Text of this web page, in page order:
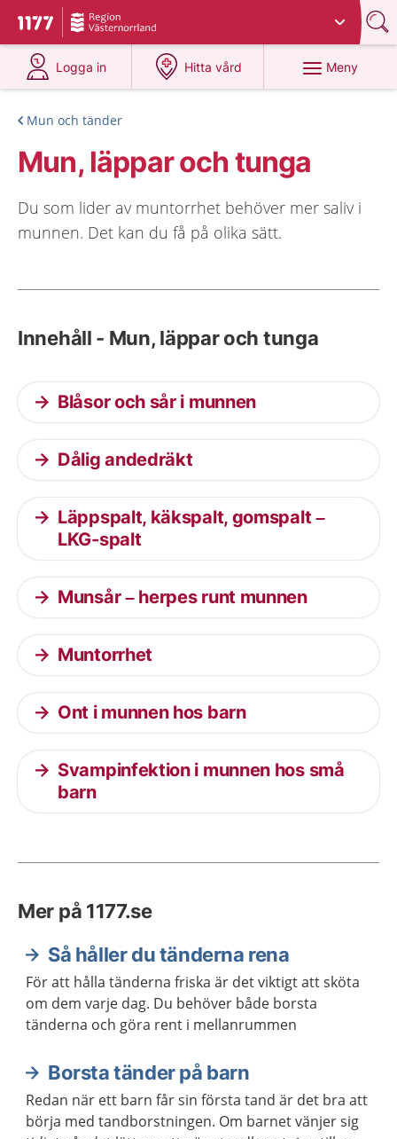
Till startsidan för 1177
Du har valt region
Logga in
på 1177.se
Hitta vård
på 1177.se
Meny
Mun och tänder
Mun, läppar och tunga
Du som lider av muntorrhet behöver mer saliv i
munnen. Det kan du få på olika sätt.
Innehåll - Mun, läppar och tunga
Blåsor och sår i munnen
Dålig andedräkt
Läppspalt, käkspalt, gomspalt –
LKG-spalt
Munsår – herpes runt munnen
Muntorrhet
Ont i munnen hos barn
Svampinfektion i munnen hos små
barn
Mer på 1177.se
Så håller du tänderna rena
För att hålla tänderna friska är det viktigt att sköta
om dem varje dag. Du behöver både borsta
tänderna och göra rent i mellanrummen
Borsta tänder på barn
Redan när ett barn får sin första tand är det bra att
börja med tandborstningen. Om barnet vänjer sig